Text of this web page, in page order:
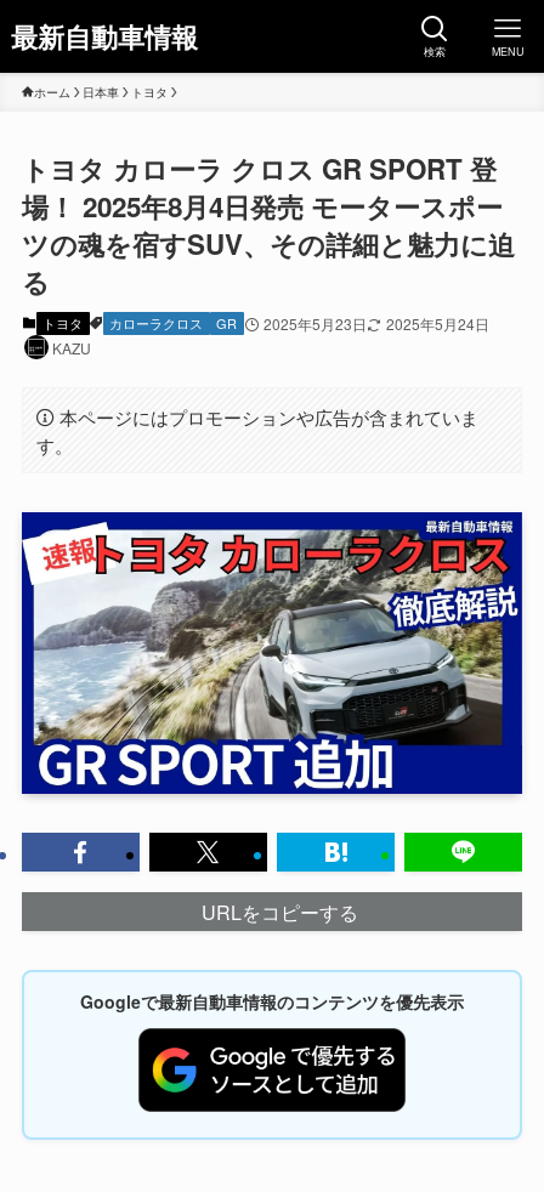
最新自動車情報 検索 MENU
ホーム 日本車 トヨタ
トヨタ カローラ クロス GR SPORT 登
場！ 2025年8月4日発売 モータースポー
ツの魂を宿すSUV、その詳細と魅力に迫
る
トヨタ カローラクロス GR 2025年5月23日
2025年5月24日
KAZU
本ページにはプロモーションや広告が含まれていま
す。
URLをコピーする
Googleで最新自動車情報のコンテンツを優先表示